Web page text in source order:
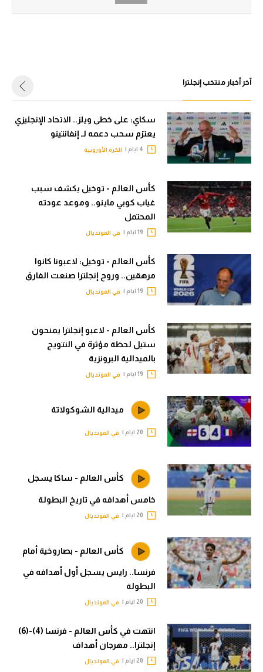
دوري أبطال إفريقيا
أقسام
الكرة المصرية
الدوري المصري
الكرة الأوروبية
الكرة الإفريقية
منتخب مصر
سعودي في الجول
الدوري الإنجليزي
الدوري الإسباني
دوري أبطال أوروبا
القسم الثاني
رياضات أخرى
أمم إفريقيا
كرة السلة الأمريكية
كرة سلة
كرة يد
كرة طائرة
الوطن العربي
في المونديال
رياضة نسائية
أمريكا
ركن الألعاب
أقسام
الكرة المصرية
الدوري المصري
الكرة الأوروبية
الكرة الإفريقية
منتخب مصر
سعودي في الجول
الدوري الإنجليزي
الدوري الإسباني
دوري أبطال أوروبا
القسم الثاني
رياضات أخرى
أمم إفريقيا
كرة السلة الأمريكية
كرة سلة
كرة يد
كرة طائرة
الوطن العربي
في المونديال
رياضة نسائية
آسيا
ركن الألعاب
أقسام خاصة
آخر أخبار منتخب إنجلترا
سكاي: على خطى ويلز.. الاتحاد الإنجليزي
يعتزم سحب دعمه لـ إنفانتينو
الكرة الأوروبية
كأس العالم - توخيل يكشف سبب
غياب كوبي ماينو.. وموعد عودته
المحتمل
في المونديال
كأس العالم - توخيل: لاعبونا كانوا
مرهقين.. وروح إنجلترا صنعت الفارق
في المونديال
كأس العالم - لاعبو إنجلترا يمنحون
ستيل لحظة مؤثرة في التتويج
بالميدالية البرونزية
في المونديال
ميدالية الشوكولاتة
في المونديال
كأس العالم - ساكا يسجل
خامس أهدافه في تاريخ البطولة
في المونديال
كأس العالم - بصاروخية أمام
فرنسا.. رايس يسجل أول أهدافه في
البطولة
في المونديال
انتهت في كأس العالم - فرنسا (4)-(6)
إنجلترا.. مهرجان أهداف
في المونديال